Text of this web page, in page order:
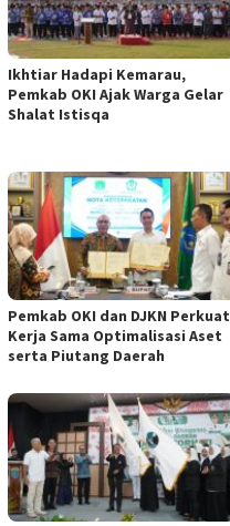
Ikhtiar Hadapi Kemarau,
Pemkab OKI Ajak Warga Gelar
Shalat Istisqa
Pemkab OKI dan DJKN Perkuat
Kerja Sama Optimalisasi Aset
serta Piutang Daerah